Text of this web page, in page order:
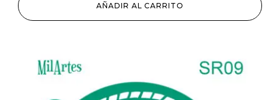
AÑADIR AL CARRITO